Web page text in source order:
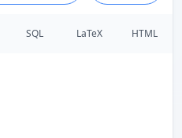
SQL LaTeX HTML